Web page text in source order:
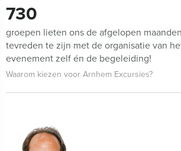
730
groepen lieten ons de afgelopen
tevreden te zijn met de organisatie van
evenement zelf én de begeleiding!
Waarom kiezen voor Arnhem Excursies?